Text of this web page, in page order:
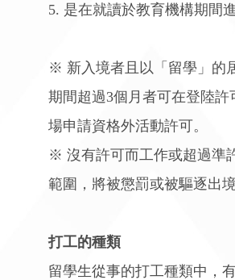
5. 是在就讀於教育機構期間
※ 新入境者且以「留學」的
期間超過3個月者可在登陸許
場申請資格外活動許可。
※ 沒有許可而工作或超過準
範圍，將被懲罰或被驅逐出境
打工的種類
留學生從事的打工種類中，